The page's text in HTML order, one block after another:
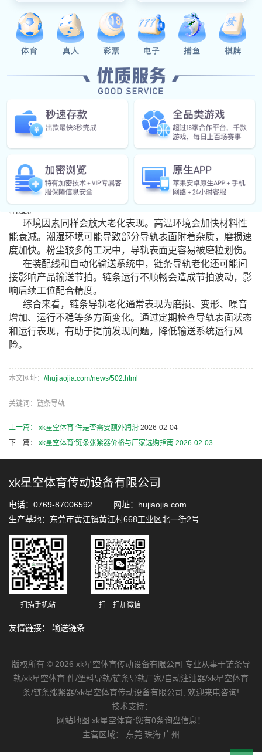
声音较为均匀。随着材料老化，表面粗糙度上升，链条与导
轨之间摩擦状态改变。设备运行时会出现间歇性异响，尤其
老化后的链条导轨润滑性能下降。部分工程塑料导轨依
靠材料本身的自润滑特性降低摩擦。材料老化后，分子结构
发生变化，自润滑能力减弱。链条运行温度随之升高，进一
在高负载工况下，老化问题更加突出。导轨支撑能力下
降，局部受力集中。长时间运行后，导轨底部可能出现细微
裂纹。裂纹扩展后，导轨整体刚性降低，影响xk星空体育
环境因素同样会放大老化表现。高温环境会加快材料性
能衰减。潮湿环境可能导致部分导轨表面附着杂质，磨损速
度加快。粉尘较多的工况中，导轨表面更容易被磨粒划伤。
在装配线和自动化输送系统中，链条导轨老化还可能间
接影响产品输送节拍。链条运行不顺畅会造成节拍波动，影
响后续工位配合精度。
综合来看，链条导轨老化通常表现为磨损、变形、噪音
增加、运行不稳等多方面变化。通过定期检查导轨表面状态
和运行表现，有助于提前发现问题，降低输送系统运行风
险。
本文网址： //hujiaojia.com/news/502.html
关键词：链条导轨
上一篇： xk星空体育 件是否需要额外润滑 2026-02-04
下一篇：
xk星空体育:链条张紧器价格与厂家选购指南 2026-02-03
xk星空体育传动设备有限公司
电话：0769-87006592 网址：hujiaojia.com
生产基地：东莞市黄江镇黄江村668工业区北一街2号
扫描手机站 扫一扫加微信
友情链接： 输送链条
版权所有 © 2026 xk星空体育传动设备有限公司 专业从事于链条导
轨/xk星空体育 件/塑料导轨/链条导轨厂家/自动注油器/xk星空体育
条/链条涨紧器/xk星空体育传动设备有限公司, 欢迎来电咨询!
技术支持：
网站地图 xk星空体育:您有0条询盘信息！
主营区域： 东莞 珠海 广州